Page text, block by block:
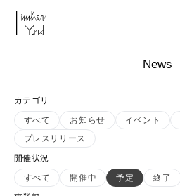
News
カテゴリ
すべて
お知らせ イベント
プレスリリース
開催状況
すべて
開催中 予定
終了